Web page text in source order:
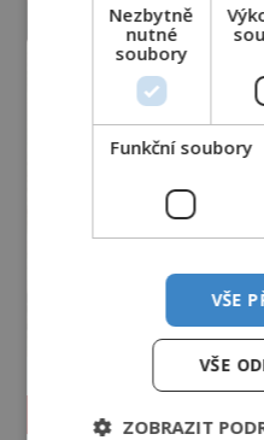
Vesmír a technologie
Nezbytně
nutné
soubory
Funkční soubory
VŠE
VŠE
ZOBRAZIT